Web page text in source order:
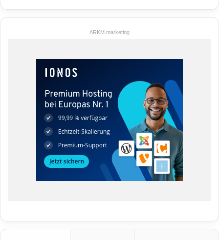
ARKM.marketing